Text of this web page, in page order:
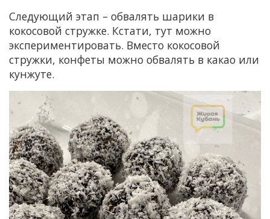
Следующий этап – обвалять шарики в
кокосовой стружке. Кстати, тут можно
экспериментировать. Вместо кокосовой
стружки, конфеты можно обвалять в какао или
кунжуте.